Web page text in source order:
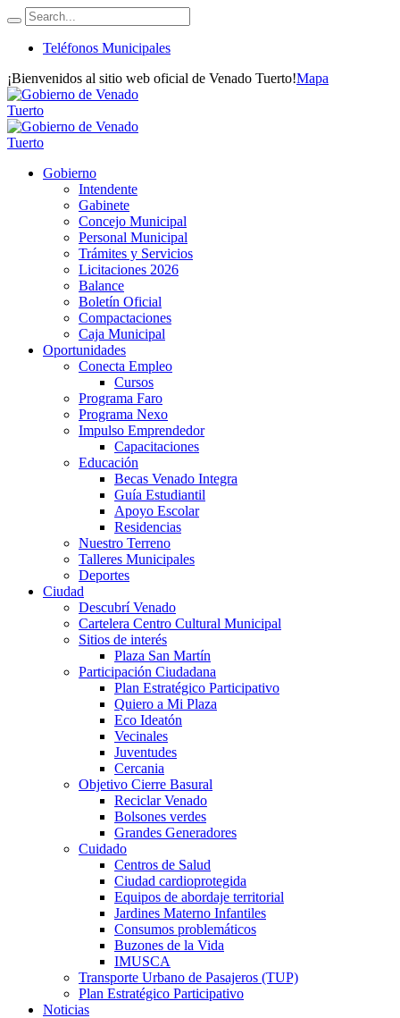
Teléfonos Municipales
¡Bienvenidos al sitio web oficial de Venado Tuerto!Mapa
Gobierno
Intendente
Gabinete
Concejo Municipal
Personal Municipal
Trámites y Servicios
Licitaciones 2026
Balance
Boletín Oficial
Compactaciones
Caja Municipal
Oportunidades
Conecta Empleo
Cursos
Programa Faro
Programa Nexo
Impulso Emprendedor
Capacitaciones
Educación
Becas Venado Integra
Guía Estudiantil
Apoyo Escolar
Residencias
Nuestro Terreno
Talleres Municipales
Deportes
Ciudad
Descubrí Venado
Cartelera Centro Cultural Municipal
Sitios de interés
Plaza San Martín
Participación Ciudadana
Plan Estratégico Participativo
Quiero a Mi Plaza
Eco Ideatón
Vecinales
Juventudes
Cercania
Objetivo Cierre Basural
Reciclar Venado
Bolsones verdes
Grandes Generadores
Cuidado
Centros de Salud
Ciudad cardioprotegida
Equipos de abordaje territorial
Jardines Materno Infantiles
Consumos problemáticos
Buzones de la Vida
IMUSCA
Transporte Urbano de Pasajeros (TUP)
Plan Estratégico Participativo
Noticias